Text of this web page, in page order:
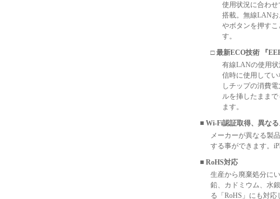
使用状況に合わ
搭載。無線LAN
やボタンを押す
す。
□ 最新ECO技術 『
有線LANの使用状
信時に使用して
しチップの消費
ルを挿したまま
ます。
■ Wi-Fi認証取得、異な
メーカーが異なる製
する事ができます。
■ RoHS対応
生産から廃棄処分に
鉛、カドミウム、水
る「RoHS」にも対応